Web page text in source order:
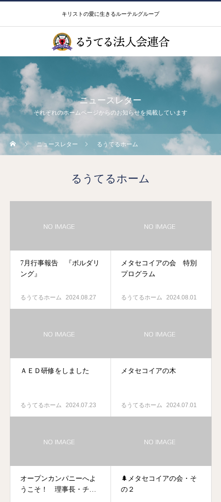
キリストの愛に生きるルーテルグループ
ニュースレター
それぞれのホームページからのお知らせを掲載しています
ニュースレター るうてるホーム
るうてるホーム
7月行事報告 『ボルダリ
ング』
るうてるホーム 2024.08.27
メタセコイアの会 特別
プログラム
るうてるホーム 2024.08.01
ＡＥＤ研修をしました
るうてるホーム 2024.07.23
メタセコイアの木
るうてるホーム 2024.07.01
オープンカンパニーへよ
うこそ！ 理事長・チャ
🌲メタセコイアの会・そ
の２